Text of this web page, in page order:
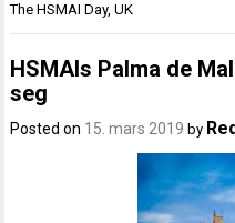
The HSMAI Day,UK
HSMAIs Palma de
seg
Posted on 15. mars 2019 by